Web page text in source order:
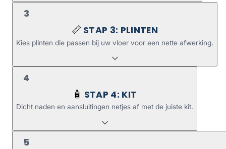
3
📏 STAP 3: PLINTEN
Kies plinten die passen bij uw vloer voor een nette afwerking.
4
🧴 STAP 4: KIT
Dicht naden en aansluitingen netjes af met de juiste kit.
5